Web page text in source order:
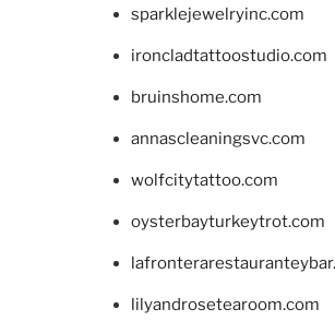
sparklejewelryinc.com
ironcladtattoostudio.com
bruinshome.com
annascleaningsvc.com
wolfcitytattoo.com
oysterbayturkeytrot.com
lilyandrosetearoom.com